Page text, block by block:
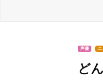
声優 ニ
ど